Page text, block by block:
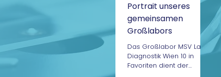
Portrait unseres
gemeinsamen
Großlabors
Das Großlabor MSV Labor
Diagnostik Wien 10 in
Favoriten dient der